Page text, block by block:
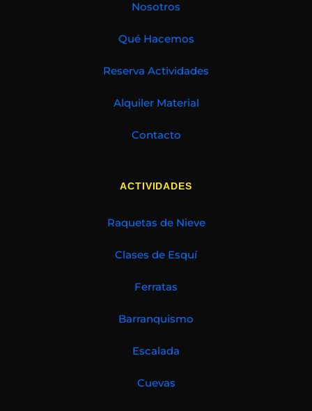
Nosotros
Qué Hacemos
Reserva Actividades
Alquiler Material
Contacto
ACTIVIDADES
Raquetas de Nieve
Clases de Esquí
Ferratas
Barranquismo
Escalada
Cuevas